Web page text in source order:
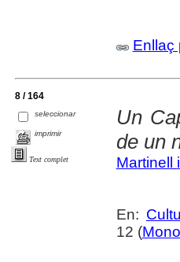
Enllaç
8 / 164
seleccionar
imprimir
Text complet
Un
de un
Martinell
En:
12 (